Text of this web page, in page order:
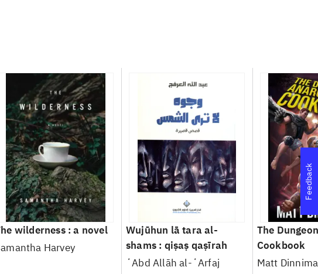
wilderness : a novel
Harvey
Wujūhun lā tara al-
shams : qiṣaṣ qaṣīrah
ʻAbd Allāh al-ʻArfaj
The
Cookbook
Matt
Feedback